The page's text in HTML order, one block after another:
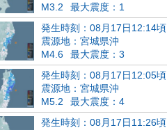
M3.2
最大震度：1
発生時刻：08月17日12:14頃
震源地：宮城県沖
M4.6
最大震度：3
発生時刻：08月17日12:05頃
震源地：宮城県沖
M5.2
最大震度：4
発生時刻：08月17日11:26頃